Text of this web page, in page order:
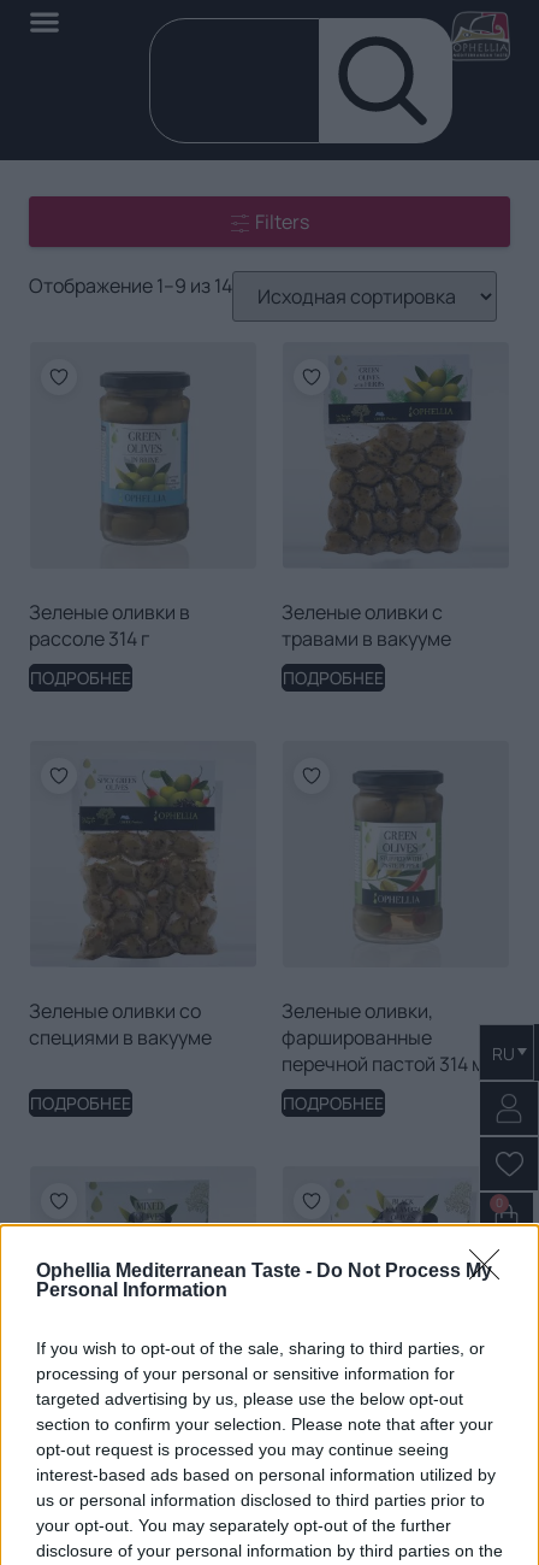
Ophellia Mediterranean Taste - Do Not Process My
Personal Information
If you wish to opt-out of the sale, sharing to third parties, or
processing of your personal or sensitive information for
targeted advertising by us, please use the below opt-out
section to confirm your selection. Please note that after your
opt-out request is processed you may continue seeing
interest-based ads based on personal information utilized by
us or personal information disclosed to third parties prior to
your opt-out. You may separately opt-out of the further
disclosure of your personal information by third parties on the
RU
0
Filters
Отображение 1–9 из 14
Зеленые оливки в
рассоле 314 г
ПОДРОБНЕЕ
Зеленые оливки с
травами в вакууме
ПОДРОБНЕЕ
Зеленые оливки со
специями в вакууме
ПОДРОБНЕЕ
Зеленые оливки,
фаршированные
перечной пастой 314 мл
ПОДРОБНЕЕ
Оливки ассорти в
вакууме 250 гр
ПОДРОБНЕЕ
Оливки Каламата в
вакууме 250 г
ПОДРОБНЕЕ